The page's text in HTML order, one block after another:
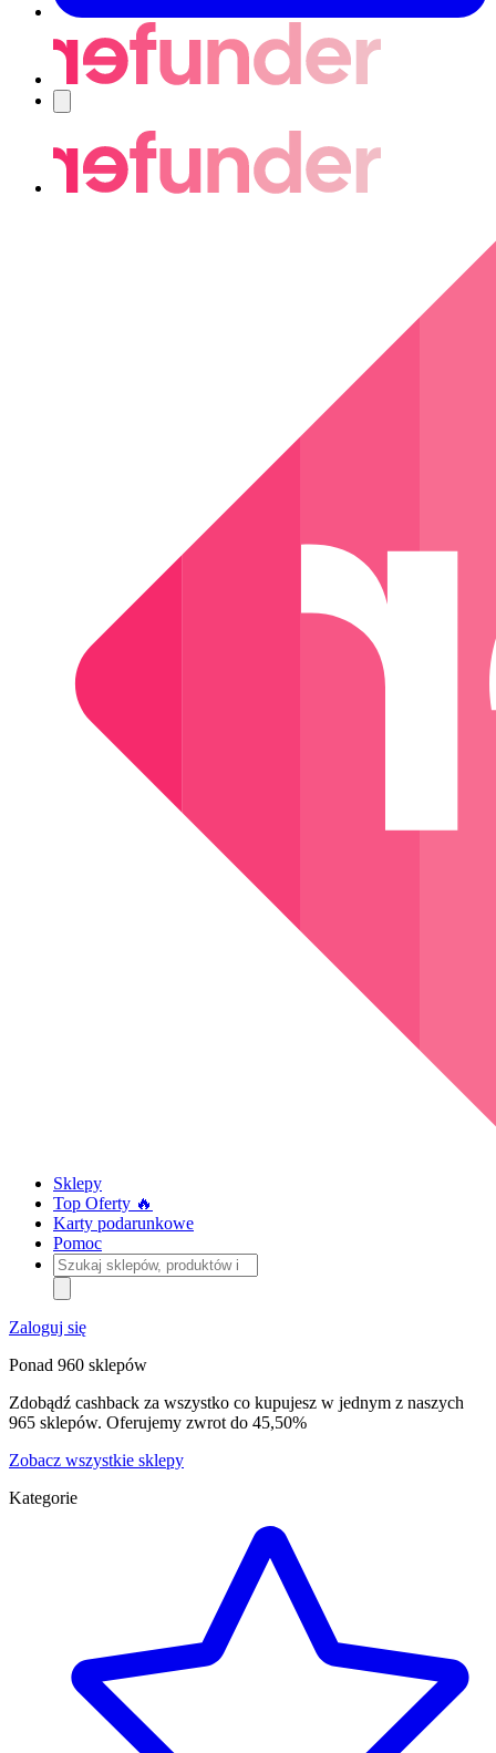
Sklepy
Top Oferty 🔥
Karty podarunkowe
Pomoc
Szukaj
sklepów,
produktów
i
kategorii
Zaloguj się
Ponad 960 sklepów
Zdobądź cashback za wszystko co kupujesz w jednym z naszych
965 sklepów. Oferujemy zwrot do 45,50%
Zobacz wszystkie sklepy
Kategorie